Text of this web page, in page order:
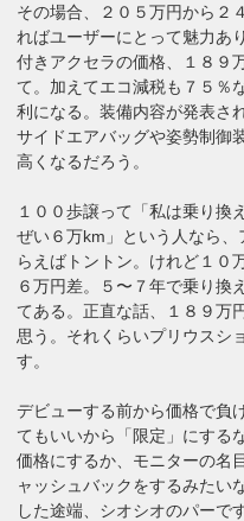
その場合、２０５万円から２
ればユーザーにとって魅力あ
付きアクセラの価格、１８９
て。加えてエコ減税も７５％
利になる。装備内容が発表さ
サイドエアバッグや姿勢制御
高くなるだろう。
１００歩譲って「私は乗り換
ぜい６万km」という人なら
らえばトントン。けれど１０
６万円差。５〜７年で乗り換
てある。正直な話、１８９万
思う。それくらいプリウスシ
す。
デビューする前から価格で負
てもいいから「限定」にする
価格にするか、モニターの名
ャッシュバックをするみたい
した途端、シオシオのパーです